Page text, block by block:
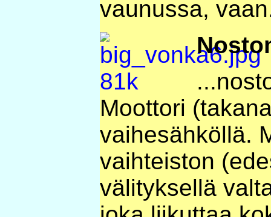
vaunussa,
Moottori
vaihesähköllä.
vaihteiston
välityksellä